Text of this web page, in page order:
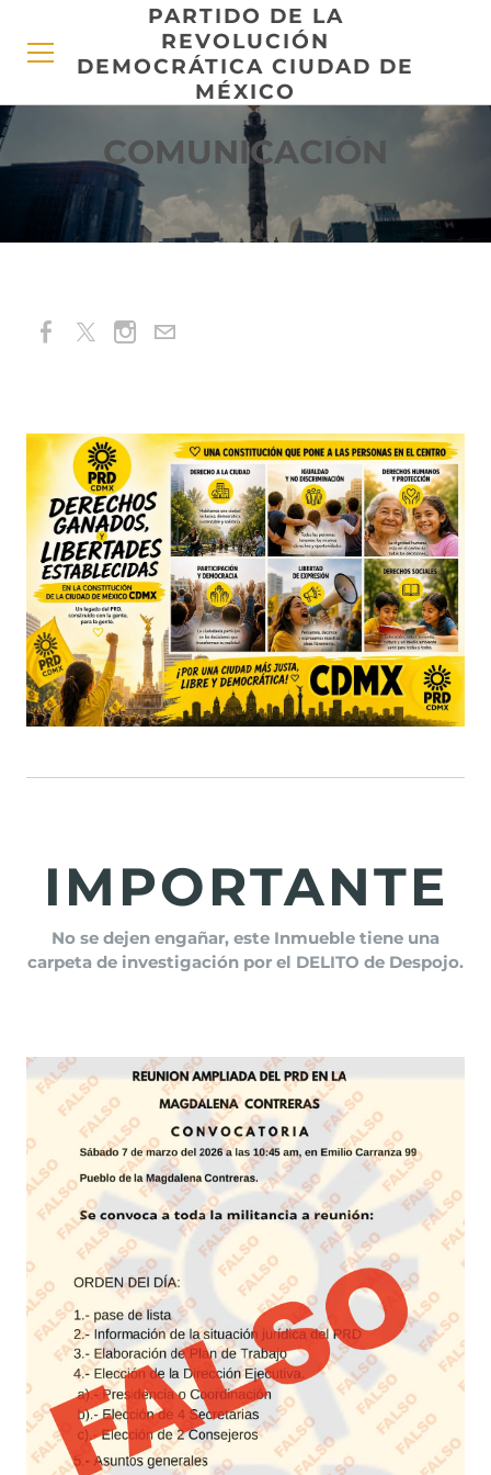
PARTIDO DE LA
REVOLUCIÓN
DEMOCRÁTICA CIUDAD DE
MÉXICO
COMUNICACIÓN
IMPORTANTE
No se dejen engañar, este Inmueble tiene una
carpeta de investigación por el DELITO de Despojo.
CONÓCENOS
TRANSPARENCIA
COMUNICACIÓN
CONGRESO CDMX